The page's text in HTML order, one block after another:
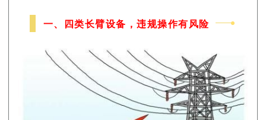
一、四类长臂设备，违规操作有风险